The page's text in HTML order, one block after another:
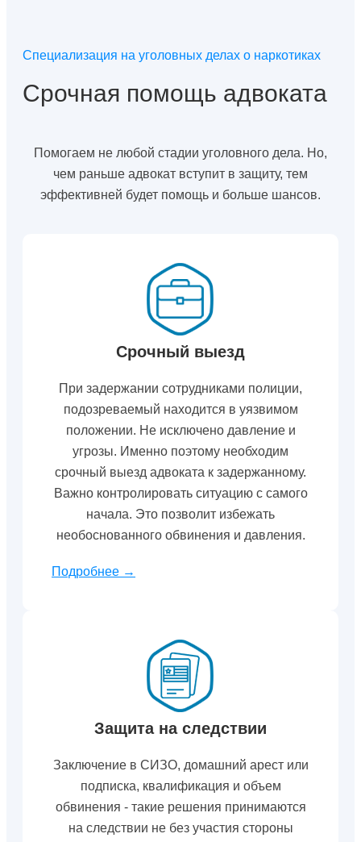
Специализация на уголовных делах о наркотиках
Срочная помощь адвоката
Помогаем не любой стадии уголовного дела. Но,
чем раньше адвокат вступит в защиту, тем
эффективней будет помощь и больше шансов.
Срочный выезд
При задержании сотрудниками полиции,
подозреваемый находится в уязвимом
положении. Не исключено давление и
угрозы. Именно поэтому необходим
срочный выезд адвоката к задержанному.
Важно контролировать ситуацию с самого
начала. Это позволит избежать
необоснованного обвинения и давления.
Подробнее →
Защита на следствии
Заключение в СИЗО, домашний арест или
подписка, квалификация и объем
обвинения - такие решения принимаются
на следствии не без участия стороны